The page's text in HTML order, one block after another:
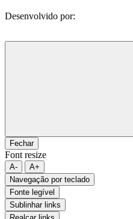
Desenvolvido por:
Fechar
Font resize
A-
A+
Navegação por teclado
Fonte legível
Sublinhar links